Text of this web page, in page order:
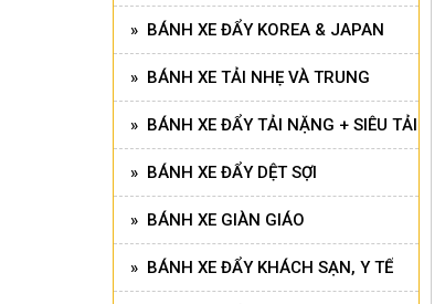
» BÁNH XE ĐẨY KOREA & JAPAN
» BÁNH XE TẢI NHẸ VÀ TRUNG
» BÁNH XE ĐẨY TẢI NẶNG + SIÊU TẢI
» BÁNH XE ĐẨY DỆT SỢI
» BÁNH XE GIÀN GIÁO
» BÁNH XE ĐẨY KHÁCH SẠN, Y TẾ